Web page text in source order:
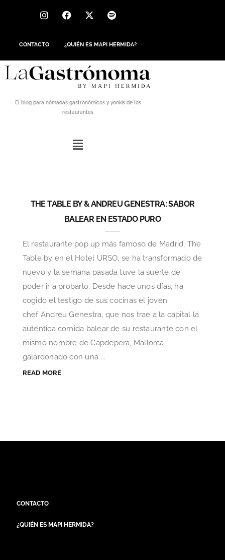
CONTACTO ¿QUIÉN ES MAPI HERMIDA?
El blog para nómadas gastronómicos y yonkis de los
restaurantes
THE TABLE BY & ANDREU GENESTRA: SABOR
BALEAR EN ESTADO PURO
El restaurante pop up más famoso de Madrid, The
Table by en el Hotel URSO, se ha transformado de
nuevo y la semana pasada tuve la suerte de
poder ir a probarlo. Desde hace unos días, ha
cogido el testigo de sus cocinas el joven
chef Andreu Genestra, que nos trae a la capital la
auténtica comida balear de su restaurante con el
mismo nombre de Capdepera, Mallorca,
galardonado con una ...
READ MORE
CONTACTO
¿QUIÉN ES MAPI HERMIDA?